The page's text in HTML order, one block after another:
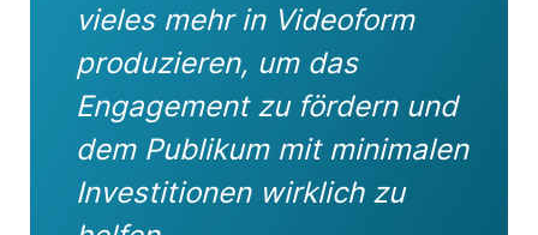
vieles mehr in Videoform
produzieren, um das
Engagement zu fördern und
dem Publikum mit minimalen
Investitionen wirklich zu